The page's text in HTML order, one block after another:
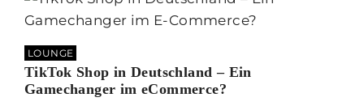
LOUNGE
TikTok Shop in Deutschland – Ein
Gamechanger im eCommerce?